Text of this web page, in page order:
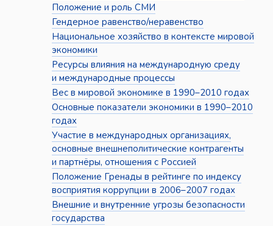
Положение и роль СМИ
Гендерное равенство/неравенство
Национальное хозяйство в контексте мировой
экономики
Ресурсы влияния на международную среду
и международные процессы
Вес в мировой экономике в 1990–2010 годах
Основные показатели экономики в 1990–2010
годах
Участие в международных организациях,
основные внешнеполитические контрагенты
и партнёры, отношения с Россией
Положение Гренады в рейтинге по индексу
восприятия коррупции в 2006–2007 годах
Внешние и внутренние угрозы безопасности
государства